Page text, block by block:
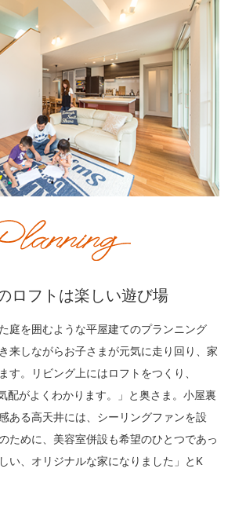
ロフトは楽しい遊び場
庭を囲むような平屋建てのプランニング
来しながらお子さまが元気に走り回り、家
す。リビング上にはロフトをつくり、
配がよくわかります。」と奥さま。小屋裏
ある高天井には、シーリングファンを設
ために、美容室併設も希望のひとつであっ
い、オリジナルな家になりました」とK